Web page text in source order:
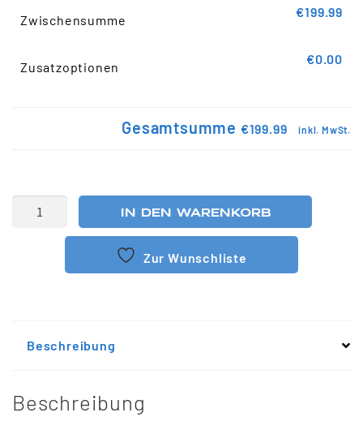
Zwischensumme
€199.99
Zusatzoptionen
€0.00
Gesamtsumme €199.99 inkl. MwSt.
IN DEN WARENKORB
Zur Wunschliste
Beschreibung
Beschreibung